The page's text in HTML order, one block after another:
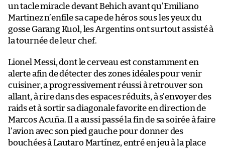
un tacle miracle devant Behich avant qu’Emiliano
Martinez n’enfile sa cape de héros sous les yeux du
gosse Garang Kuol, les Argentins ont surtout assisté à
la tournée de leur chef.
Lionel Messi, dont le cerveau est constamment en
alerte afin de détecter des zones idéales pour venir
cuisiner, a progressivement réussi à retrouver son
allant, à rire dans des espaces réduits, à s’envoyer des
raids et à sortir sa diagonale favorite en direction de
Marcos Acuña. Il a aussi passé la fin de sa soirée à faire
l’avion avec son pied gauche pour donner des
bouchées à Lautaro Martínez, entré en jeu à la place